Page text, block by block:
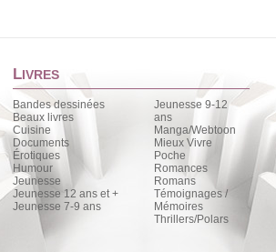
LIVRES
Bandes dessinées
Beaux livres
Cuisine
Documents
Érotiques
Humour
Jeunesse
Jeunesse 12 ans et +
Jeunesse 7-9 ans
Jeunesse 9-12
ans
Manga/Webtoon
Mieux Vivre
Poche
Romances
Romans
Témoignages /
Mémoires
Thrillers/Polars